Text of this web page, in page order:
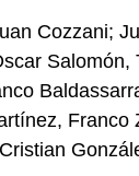
Cozzani;
Salomón,
Franco